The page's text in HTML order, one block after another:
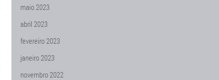
maio 2023
abril 2023
fevereiro 2023
janeiro 2023
novembro 2022